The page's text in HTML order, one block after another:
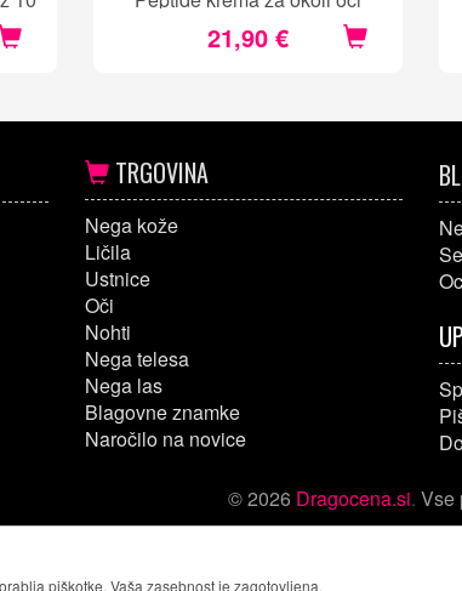
21,90 €
TRGOVINA
Nega kože
Ličila
Ustnice
Oči
Nohti
Nega telesa
Nega las
Blagovne znamke
Naročilo na novice
© 2026 Dragocena.si. Vse
piškotke. Vaša zasebnost je zagotovljena.